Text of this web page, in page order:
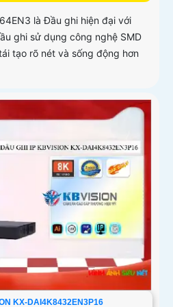
là Đầu ghi hiện đại với
ghi sử dụng công nghệ SMD
tạo rõ nét và sống động hơn
KX-DAI4K8432EN3P16